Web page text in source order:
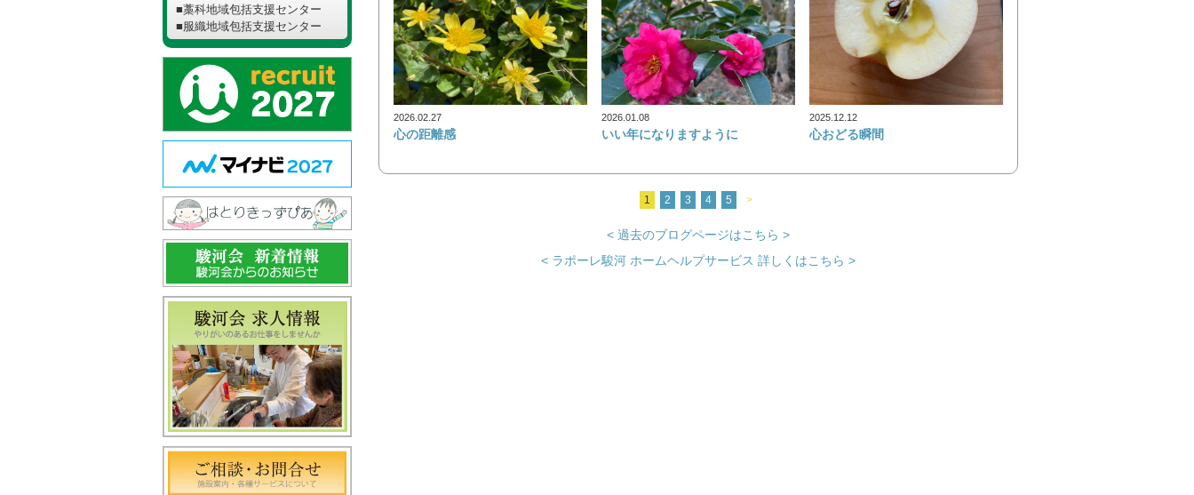
■藁科地域包括支援センター
■服織地域包括支援センター
2026.02.27
心の距離感
2026.01.08
いい年になりますように
2025.12.12
心おどる瞬間
1 2 3 4 5 >
< 過去のブログページはこちら >
< ラポーレ駿河 ホームヘルプサービス 詳しくはこちら >